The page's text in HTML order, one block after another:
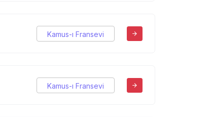
Kamus-ı Fransevi
Kamus-ı Fransevi